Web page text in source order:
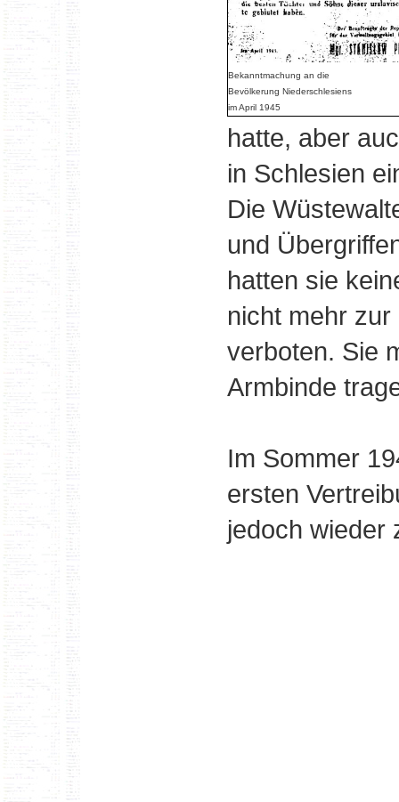
Bekanntmachung an die
Bevölkerung Niederschlesiens
im April 1945
hatte, aber
in Schlesien
Die
und
hatten sie
nicht mehr
verboten. Sie
Armbinde
Im Sommer
ersten
jedoch wieder